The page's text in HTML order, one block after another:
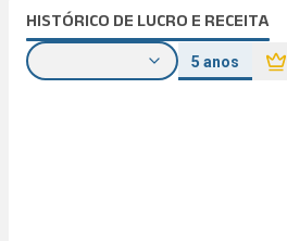
HISTÓRICO DE LUCRO E RECEITA
5 anos